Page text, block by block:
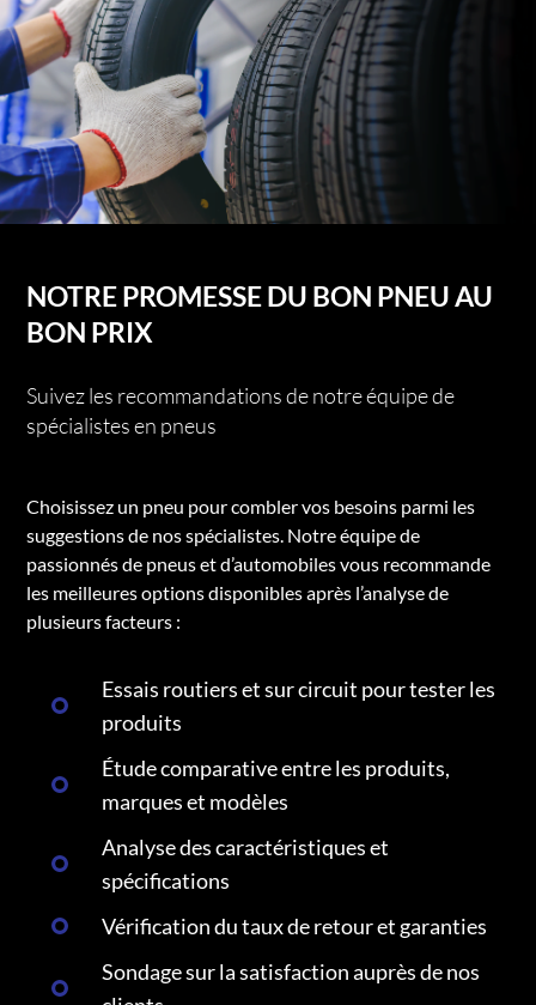
NOTRE PROMESSE DU BON PNEU AU
BON PRIX
Suivez les recommandations de notre équipe de
spécialistes en pneus
Choisissez un pneu pour combler vos besoins parmi les
suggestions de nos spécialistes. Notre équipe de
passionnés de pneus et d’automobiles vous recommande
les meilleures options disponibles après l’analyse de
plusieurs facteurs :
Essais routiers et sur circuit pour tester les
produits
Étude comparative entre les produits,
marques et modèles
Analyse des caractéristiques et
spécifications
Vérification du taux de retour et garanties
Sondage sur la satisfaction auprès de nos